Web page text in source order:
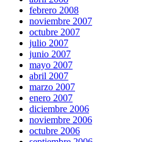
febrero 2008
noviembre 2007
octubre 2007
julio 2007
junio 2007
mayo 2007
abril 2007
marzo 2007
enero 2007
diciembre 2006
noviembre 2006
octubre 2006